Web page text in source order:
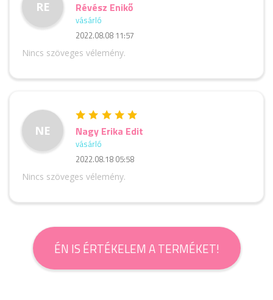
RE Révész Enikő
vásárló
2022.08.08 11:57
Nincs szöveges vélemény.
NE Nagy Erika Edit
vásárló
2022.08.18 05:58
Nincs szöveges vélemény.
ÉN IS ÉRTÉKELEM A TERMÉKET!